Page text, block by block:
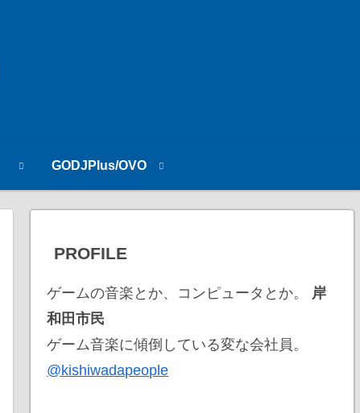
GODJPlus/OVO
PROFILE
ゲームの音楽とか、コンピュータとか。 岸
和田市民
ゲーム音楽に傾倒している変な会社員。
@kishiwadapeople